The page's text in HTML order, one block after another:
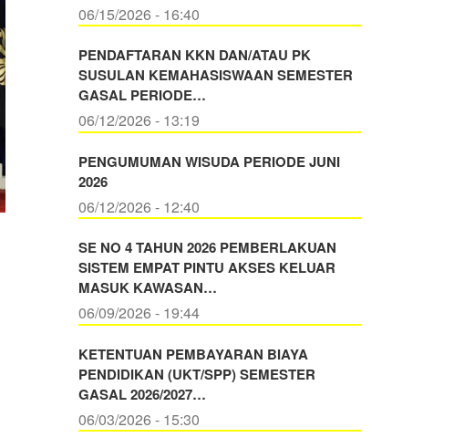
06/15/2026 - 16:40
PENDAFTARAN KKN DAN/ATAU PK
SUSULAN KEMAHASISWAAN SEMESTER
GASAL PERIODE…
06/12/2026 - 13:19
PENGUMUMAN WISUDA PERIODE JUNI
2026
06/12/2026 - 12:40
SE NO 4 TAHUN 2026 PEMBERLAKUAN
SISTEM EMPAT PINTU AKSES KELUAR
MASUK KAWASAN…
06/09/2026 - 19:44
KETENTUAN PEMBAYARAN BIAYA
PENDIDIKAN (UKT/SPP) SEMESTER
GASAL 2026/2027…
06/03/2026 - 15:30